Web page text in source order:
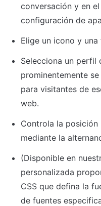
conversación y en
configuración de
Elige un icono y
Selecciona un perfil
prominentemente
para visitantes de
web.
Controla la
mediante la
(Disponible en
personalizada
CSS que defina la
de fuentes